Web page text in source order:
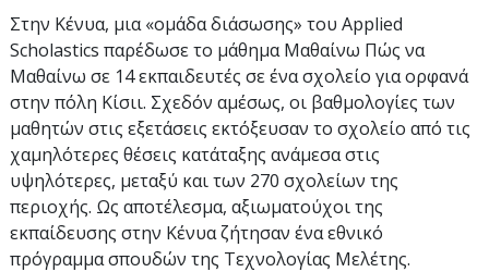
Στην Κένυα, μια «ομάδα διάσωσης» του Applied
Scholastics παρέδωσε το μάθημα Μαθαίνω Πώς να
Μαθαίνω σε 14εκπαιδευτές σε ένα σχολείο για ορφανά
στην πόλη Κίσιι. Σχεδόν αμέσως, οι βαθμολογίες των
μαθητών στις εξετάσεις εκτόξευσαν το σχολείο από τις
χαμηλότερες θέσεις κατάταξης ανάμεσα στις
υψηλότερες, μεταξύ και των 270 σχολείων της
περιοχής. Ως αποτέλεσμα, αξιωματούχοι της
εκπαίδευσης στην Κένυα ζήτησαν ένα εθνικό
πρόγραμμα σπουδών της Τεχνολογίας Μελέτης.